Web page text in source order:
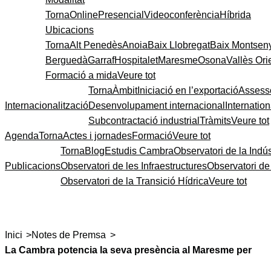
TornaOnlinePresencial VideoconferènciaHíbrida
Ubicacions
TornaAlt PenedèsAnoiaBaix LlobregatBaix
BerguedàGarrafHospitaletMaresmeOsonaVallès
Formació a midaVeure tot
Internacionalització
TornaÀmbitIniciació en l’exportació
Desenvolupament internacional
Subcontractació industrial TràmitsVeure tot
AgendaTornaActes i jornadesFormacióVeure tot
Publicacions
TornaBlogEstudis CambraObservatori de la
Observatori de les InfraestructuresObservatori
Observatori de la Transició HídricaVeure tot
Inici >Notes de Premsa >
La Cambra potencia la seva presència al Maresme per